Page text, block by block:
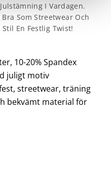
I Vardagen.
Som Streetwear Och
En Festlig Twist!
10-20% Spandex
juligt motiv
streetwear, träning
bekvämt material för